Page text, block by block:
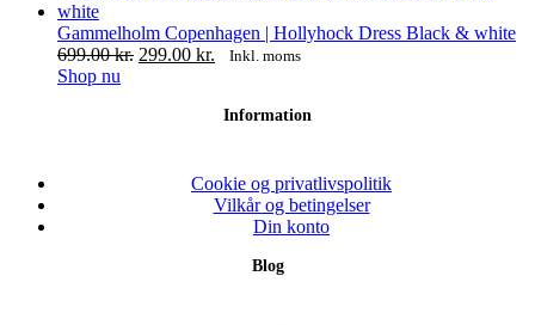
vælges
på
flere
varianter.
Gammelholm Copenhagen | Hollyhock Dress Black & white
699.00kr. Den
299.00 kr. Den
er:
Inkl. moms
Shop nu
Mulighederne
Information
Cookie og privatlivspolitik
Vilkår og betingelser
Din konto
Blog